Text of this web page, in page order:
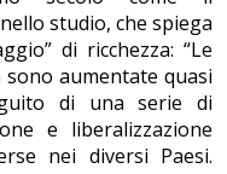
studio, che spiega
di ricchezza: “Le
aumentate quasi
di una serie di
e liberalizzazione
nei diversi Paesi.